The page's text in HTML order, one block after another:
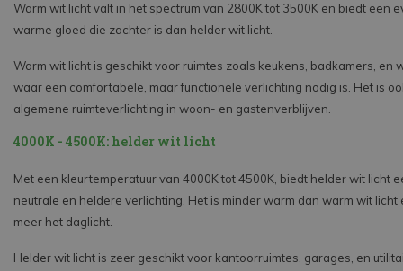
Warm wit licht valt in het spectrum van 2800K tot 3500K en biedt een
warme gloed die zachter is dan helder wit licht.
Warm wit licht is geschikt voor ruimtes zoals keukens, badkamers, en
waar een comfortabele, maar functionele verlichting nodig is. Het is
algemene ruimteverlichting in woon- en gastenverblijven.
4000K - 4500K: helder wit licht
Met een kleurtemperatuur van 4000K tot 4500K, biedt helder wit licht
neutrale en heldere verlichting. Het is minder warm dan warm wit
meer het daglicht.
Helder wit licht is zeer geschikt voor kantoorruimtes, garages, en